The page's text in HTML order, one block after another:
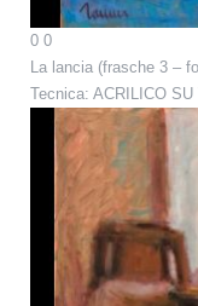
0 0
La lancia (frasche 3 –
Tecnica: ACRILICO